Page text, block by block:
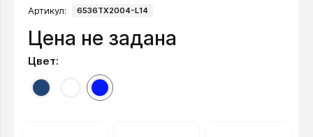
Артикул: 6536TX2004-L14
Цена не задана
Цвет: